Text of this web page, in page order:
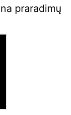
praradimų